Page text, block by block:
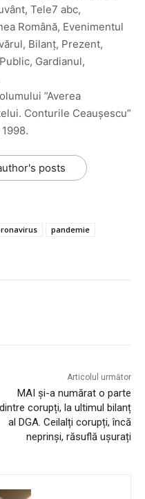
Tele7 abc,
Română, Evenimentul
Bilanț, Prezent,
Gardianul,
”Averea
Conturile Ceaușescu”
posts
pandemie
Articolul următor
MAI și-a numărat o parte
dintre corupți, la ultimul bilanț
al DGA. Ceilalți corupți, încă
neprinși, răsuflă ușurați